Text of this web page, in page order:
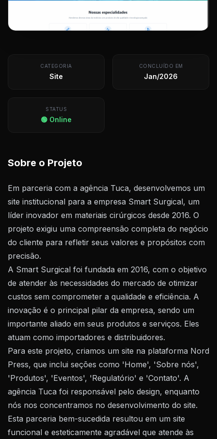
CATEGORIA
Site
CONCLUÍDO EM
Jan/2026
STATUS
🟢 Online
Sobre o Projeto
Em parceria com a agência Tuca, desenvolvemos um
site institucional para a empresa Smart Surgical, um
líder inovador em materiais cirúrgicos desde 2016. O
projeto exigiu uma compreensão completa do negócio
do cliente para refletir seus valores e propósitos com
precisão.
A Smart Surgical foi fundada em 2016, com o objetivo
de atender às necessidades do mercado de otimizar
custos sem comprometer a qualidade e eficiência. A
inovação é o principal pilar da empresa, sendo um
importante aliado em seus produtos e serviços. Eles
atuam como importadores e distribuidores.
Para este projeto, criamos um site na plataforma Nord
Press, que inclui seções como 'Home', 'Sobre nós',
'Produtos', 'Eventos', 'Regulatório' e 'Contato'. A
agência Tuca foi responsável pelo design, enquanto
nós nos concentramos no desenvolvimento do site.
Esta parceria bem-sucedida resultou em um site
funcional e esteticamente agradável que atende às